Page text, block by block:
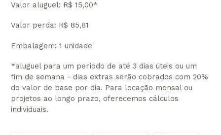
Valor aluguel: R$ 15,00*
Valor perda: R$ 85,81
Embalagem: 1 unidade
*aluguel para um período de até 3 dias úteis ou um
fim de semana - dias extras serão cobrados com 20%
do valor de base por dia. Para locação mensal ou
projetos ao longo prazo, oferecemos cálculos
individuais.